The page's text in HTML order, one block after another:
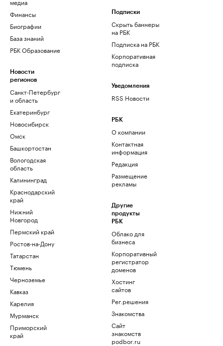
Финансы
Биографии
База знаний
РБК Образование
Новости
регионов
Санкт-Петербург
и область
Екатеринбург
Новосибирск
Омск
Башкортостан
Вологодская
область
Калининград
Краснодарский
край
Нижний
Новгород
Пермский край
Ростов-на-Дону
Татарстан
Тюмень
Черноземье
Кавказ
Карелия
Мурманск
Приморский
край
Подписки
Скрыть баннеры
на РБК
Подписка на РБК
Корпоративная
подписка
Уведомления
RSS Новости
РБК
О компании
Контактная
информация
Редакция
Размещение
рекламы
Другие
продукты
РБК
Облако для
бизнеса
Корпоративный
регистратор
доменов
Хостинг
сайтов
Рег.решения
Знакомства
Сайт
знакомств
podbor.ru